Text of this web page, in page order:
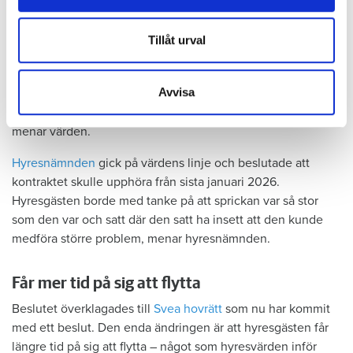
annons- och analysföretag som vi samarbetar med.
Dessa kan i sin tur kombinera informationen med annan
information som du har tillhandahållit eller som de har
samlat in när du har använt deras tjänster.
Tillåt urval
Avvisa
redan 2024 vände sig till hyresgästen med ett erbjudande
om att renovera hela lägenheten. Men då svarade
skick, och att det inte fanns behov av någon renovering.
Hade hyresgästen redan då varnat om sprickan hade
skadorna inte blivit lika omfattande och dyra att åtgärda,
menar värden.
Hyresnämnden gick på värdens linje och beslutade att
kontraktet skulle upphöra från sista januari 2026.
Hyresgästen borde med tanke på att sprickan var så stor
som den var och satt där den satt ha insett att den kunde
medföra större problem, menar hyresnämnden.
Får mer tid på sig att flytta
Beslutet överklagades till Svea hovrätt som nu har kommit
med ett beslut. Den enda ändringen är att hyresgästen får
längre tid på sig att flytta – något som hyresvärden inför